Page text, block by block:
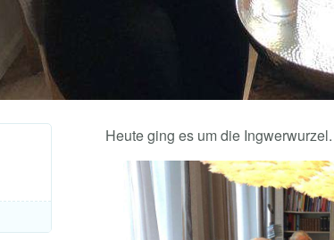
Heute ging es um die